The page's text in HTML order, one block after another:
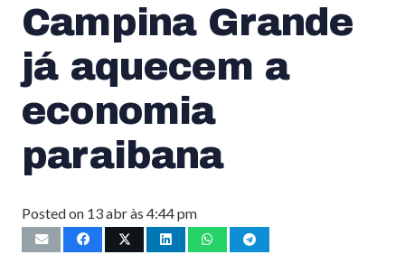
Campina Grande
já aquecem a
economia
paraibana
Posted on 13 abr às 4:44 pm